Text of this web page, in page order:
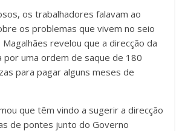
os trabalhadores falavam ao
os problemas que vivem no seio
Magalhães revelou que a direcção da
por uma ordem de saque de 180
para pagar alguns meses de
que têm vindo a sugerir a direcção
de pontes junto do Governo